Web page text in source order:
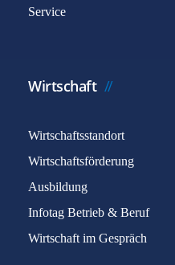
Service
Wirtschaft
Wirtschaftsstandort
Wirtschaftsförderung
Ausbildung
Infotag Betrieb & Beruf
Wirtschaft im Gespräch